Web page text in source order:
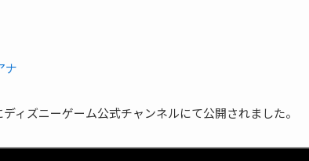
ナ
ィズニーゲーム公式チャンネルにて公開されました。